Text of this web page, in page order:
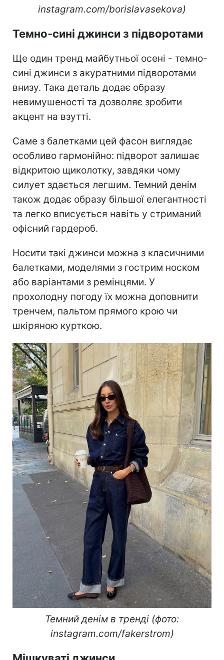
instagram.com/borislavasekova)
Темно-сині джинси з підворотами
Ще один тренд майбутньої осені - темно-
сині джинси з акуратними підворотами
внизу. Така деталь додає образу
невимушеності та дозволяє зробити
акцент на взутті.
Саме з балетками цей фасон виглядає
особливо гармонійно: підворот залишає
відкритою щиколотку, завдяки чому
силует здається легшим. Темний денім
також додає образу більшої елегантності
та легко вписується навіть у стриманий
офісний гардероб.
Носити такі джинси можна з класичними
балетками, моделями з гострим носком
або варіантами з ремінцями. У
прохолодну погоду їх можна доповнити
тренчем, пальтом прямого крою чи
шкіряною курткою.
Темний денім в тренді (фото:
instagram.com/fakerstrom)